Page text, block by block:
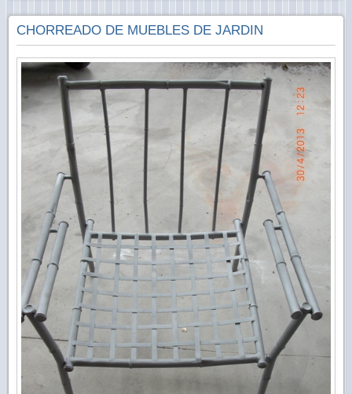
CHORREADO DE MUEBLES DE JARDIN